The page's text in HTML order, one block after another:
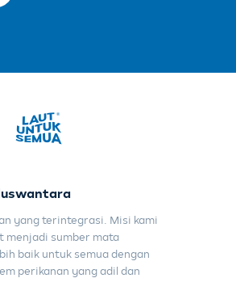
yang terintegrasi. Misi kami
menjadi sumber mata
baik untuk semua dengan
perikanan yang adil dan